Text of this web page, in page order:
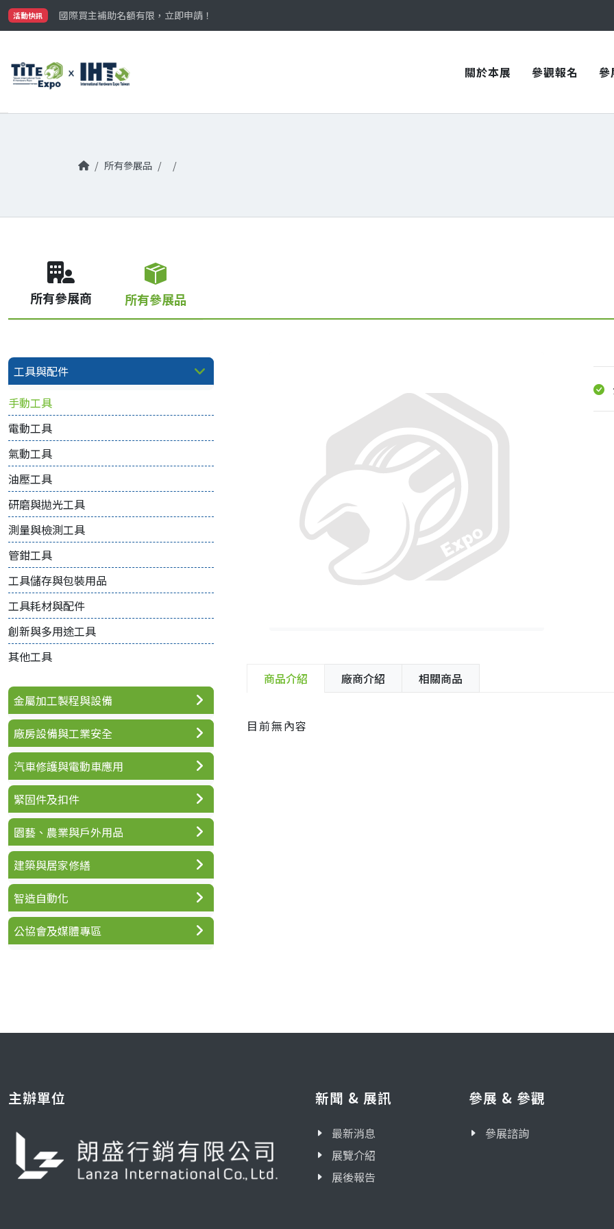
活動快訊
國際買主補助名額有限，立即申請！
參觀門票開放申請中‼️
關於本展 參觀報名 參
所有參展品
所有參展商 所有參展品
商品介紹 廠商介紹 相關商品
目前無內容
工具與配件
手動工具
電動工具
氣動工具
油壓工具
研磨與拋光工具
測量與檢測工具
管鉗工具
工具儲存與包裝用品
工具耗材與配件
創新與多用途工具
其他工具
金屬加工製程與設備
廠房設備與工業安全
汽車修護與電動車應用
緊固件及扣件
園藝、農業與戶外用品
建築與居家修繕
智造自動化
公協會及媒體專區
主辦單位 新聞 & 展訊
最新消息
展覽介紹
展後報告
參展 & 參觀
參展諮詢